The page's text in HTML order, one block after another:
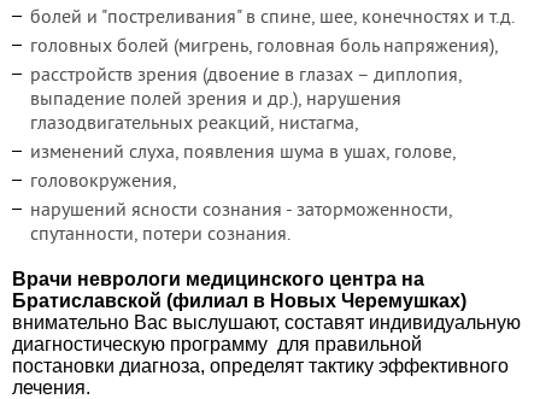
болей и "постреливания" в спине, шее, конечностях и т.д.
головных болей (мигрень, головная боль напряжения),
расстройств зрения (двоение в глазах – диплопия,
выпадение полей зрения и др.), нарушения
глазодвигательных реакций, нистагма,
изменений слуха, появления шума в ушах, голове,
головокружения,
нарушений ясности сознания - заторможенности,
спутанности, потери сознания.
Врачи неврологи медицинского центра на
Братиславской (филиал в Новых Черемушках)
внимательно Вас выслушают, составят индивидуальную
диагностическую программу для правильной
постановки диагноза, определят тактику эффективного
лечения.